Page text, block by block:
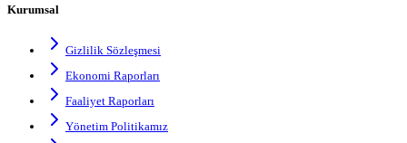
Kurumsal
Gizlilik Sözleşmesi
Ekonomi Raporları
Faaliyet Raporları
Yönetim Politikamız